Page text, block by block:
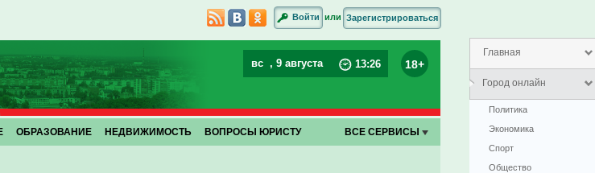
Главная
Город онлайн
Политика
Экономика
Спорт
Общество
Войти или Зарегистрироваться
вс , 9 августа 13:26 18+
ОБРАЗОВАНИЕ НЕДВИЖИМОСТЬ ВОПРОСЫ ЮРИСТУ ВСЕ СЕРВИСЫ